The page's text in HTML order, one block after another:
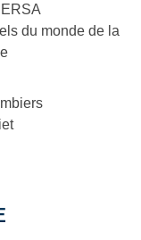
du monde de la